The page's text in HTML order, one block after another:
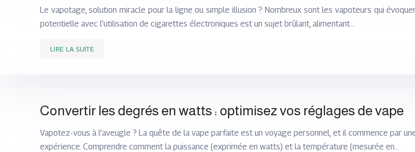
Le vapotage, solution miracle pour la ligne ou simple illusion ? Nombreux sont les vapoteurs qui
potentielle avec l’utilisation de cigarettes électroniques est un sujet brûlant, alimentant…
LIRE LA SUITE
Convertir les degrés en watts : optimisez vos réglages de vape
Vapotez-vous à l’aveugle ? La quête de la vape parfaite est un voyage personnel, et il commence par
expérience. Comprendre comment la puissance (exprimée en watts) et la température (mesurée en…